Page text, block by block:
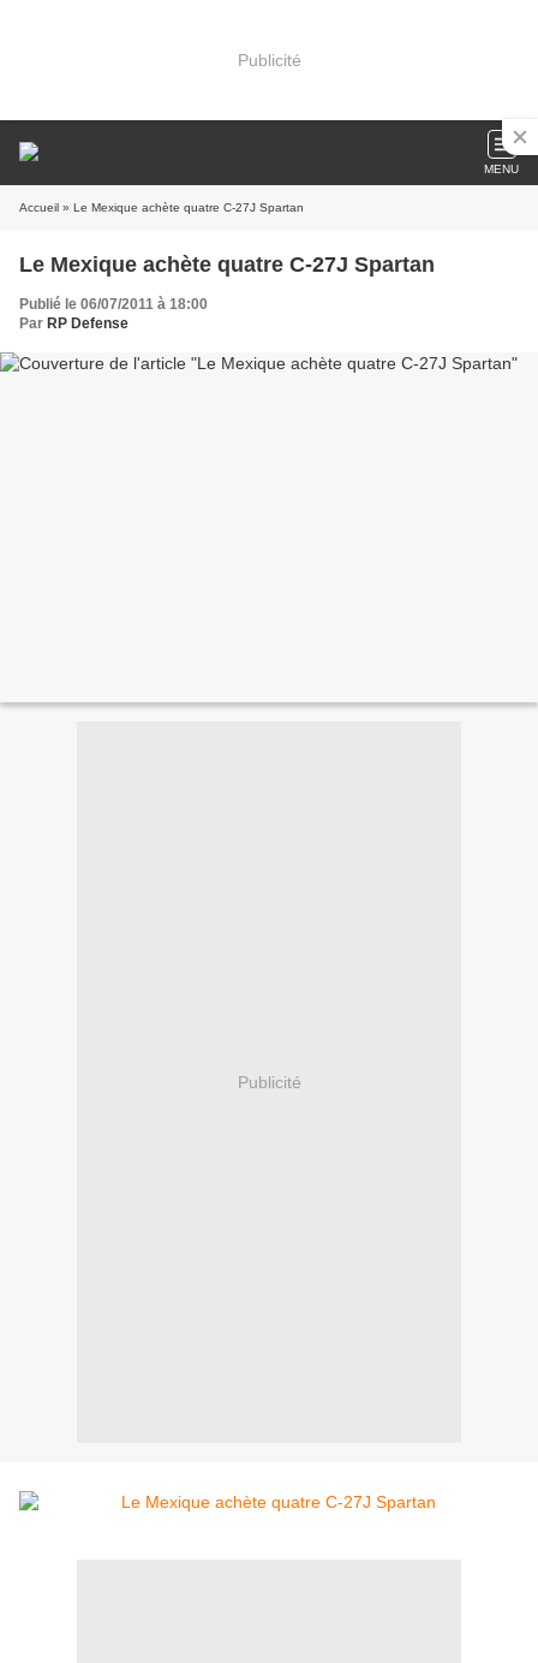
Publicité
MENU
Accueil » Le Mexique achète quatre C-27J Spartan
Le Mexique achète quatre C-27J Spartan
Publié le 06/07/2011 à 18:00
Par RP Defense
Publicité